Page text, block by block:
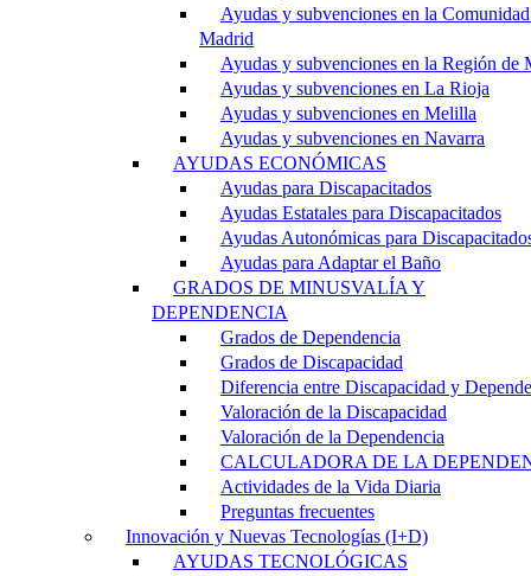
Ayudas y subvenciones en la
Madrid
Ayudas y subvenciones en la Región de
Ayudas y subvenciones en La Rioja
Ayudas y subvenciones en Melilla
Ayudas y subvenciones en Navarra
AYUDAS ECONÓMICAS
Ayudas para Discapacitados
Ayudas Estatales para Discapacitados
Ayudas Autonómicas para
Ayudas para Adaptar el Baño
GRADOS DE MINUSVALÍA Y
DEPENDENCIA
Grados de Dependencia
Grados de Discapacidad
Diferencia entre Discapacidad y
Valoración de la Discapacidad
Valoración de la Dependencia
CALCULADORA DE LA
Actividades de la Vida Diaria
Preguntas frecuentes
Innovación y Nuevas Tecnologías (I+D)
AYUDAS TECNOLÓGICAS